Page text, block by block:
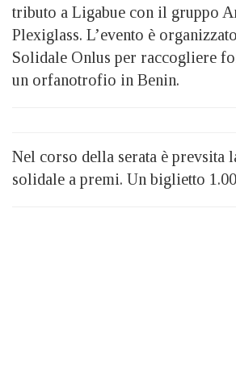
tributo a Ligabue con il gruppo
Plexiglass. L’evento è
Solidale Onlus per raccogliere
un orfanotrofio in Benin.
Nel corso della serata è prevsita
solidale a premi. Un biglietto